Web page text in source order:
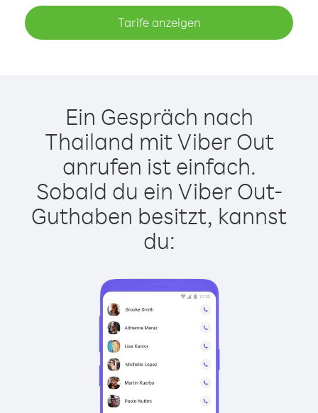
Tarife anzeigen
Ein Gespräch nach
Thailand mit Viber Out
anrufen ist einfach.
Sobald du ein Viber Out-
Guthaben besitzt, kannst
du: